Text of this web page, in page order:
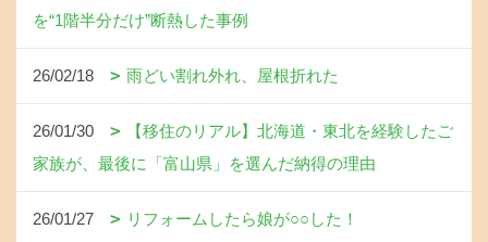
を“1階半分だけ”断熱した事例
26/02/18 雨どい割れ外れ、屋根折れた
26/01/30
【移住のリアル】北海道・東北を経験したご
家族が、最後に「富山県」を選んだ納得の理由
26/01/27 リフォームしたら娘が○○した！